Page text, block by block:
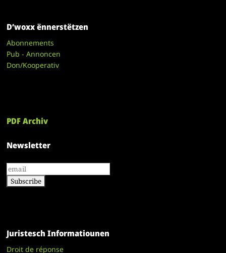
D’woxx ënnerstëtzen
Abonnements
Pub - Annoncen
Don/Kooperativ
PDF Archiv
Newsletter
Juristesch Informatiounen
Droit de réponse